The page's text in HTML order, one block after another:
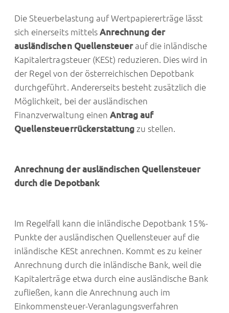
Die Steuerbelastung auf Wertpapiererträge lässt
sich einerseits mittelsAnrechnung der
ausländischen Quellensteuerauf die inländische
Kapitalertragsteuer (KESt) reduzieren. Dies wird in
der Regel von der österreichischen Depotbank
durchgeführt. Andererseits besteht zusätzlich die
Möglichkeit, bei der ausländischen
Finanzverwaltung einen Antrag auf
Quellensteuerrückerstattungzu stellen.
Anrechnung der ausländischen Quellensteuer
durch die Depotbank
Im Regelfall kann die inländische Depotbank 15%-
Punkte der ausländischen Quellensteuer auf die
inländische KESt anrechnen. Kommt es zu keiner
Anrechnung durch die inländische Bank, weil die
Kapitalerträge etwa durch eine ausländische Bank
zufließen, kann die Anrechnung auch im
Einkommensteuer-Veranlagungsverfahren